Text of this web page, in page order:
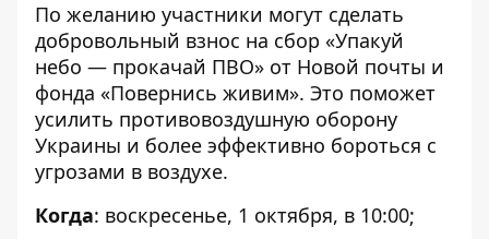
По желанию участники могут сделать
добровольный взнос на сбор «Упакуй
небо — прокачай ПВО» от Новой почты и
фонда «Повернись живим». Это поможет
усилить противовоздушную оборону
Украины и более эффективно бороться с
угрозами в воздухе.
Когда: воскресенье, 1 октября, в 10:00;